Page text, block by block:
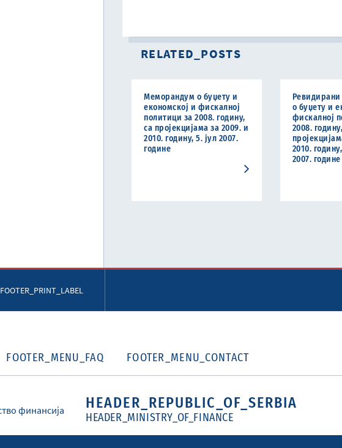
RELATED_POSTS
Меморандум о буџету и
економској и фискалној
политици за 2008. годину,
са пројекцијама за 2009. и
2010. годину, 5. јул 2007.
године
о буџету и
фискалној
2008.
2010.
2007. године
LinkedIn
FOOTER_PRINT_LABEL
FOOTER_MENU_FAQ FOOTER_MENU_CONTACT
HEADER_REPUBLIC_OF_SERBIA
HEADER_MINISTRY_OF_FINANCE